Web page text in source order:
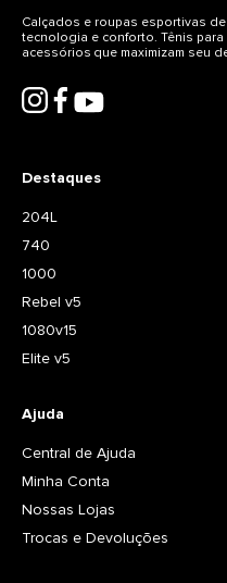
Destaques
204L
740
1000
Rebel v5
1080v15
Elite v5
Ajuda
Central de Ajuda
Minha Conta
Nossas Lojas
Trocas e Devoluções
Calçados e roupas esportivas
tecnologia e conforto. Tênis
acessórios que maximizam seu